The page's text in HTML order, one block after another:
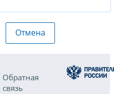
Отмена
Обратная
связь